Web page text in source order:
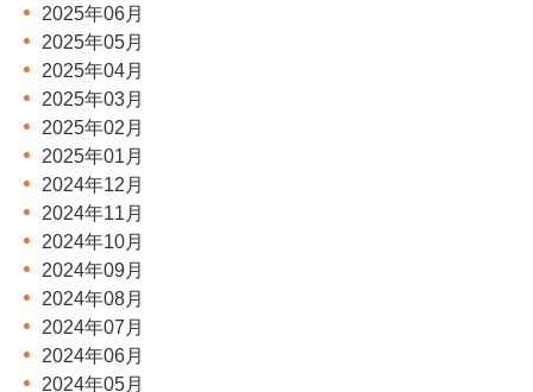
2025年06月
2025年05月
2025年04月
2025年03月
2025年02月
2025年01月
2024年12月
2024年11月
2024年10月
2024年09月
2024年08月
2024年07月
2024年06月
2024年05月